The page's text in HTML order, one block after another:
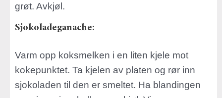
grøt. Avkjøl.
Sjokoladeganache:
Varm opp koksmelken i en liten kjele mot
kokepunktet. Ta kjelen av platen og rør inn
sjokoladen til den er smeltet. Ha blandingen